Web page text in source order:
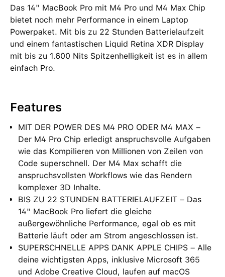
Das 14" MacBook Pro mit M4 Pro und M4 Max Chip
bietet noch mehr Performance in einem Laptop
Powerpaket. Mit bis zu 22 Stunden Batterielaufzeit
und einem fantastischen Liquid Retina XDR Display
mit bis zu 1.600 Nits Spitzenhelligkeit ist es in allem
einfach Pro.
Features
MIT DER POWER DES M4 PRO ODER M4 MAX –
Der M4 Pro Chip erledigt anspruchsvolle Aufgaben
wie das Kompilieren von Millionen von Zeilen von
Code superschnell. Der M4 Max schafft die
anspruchsvollsten Workflows wie das Rendern
komplexer 3D Inhalte.
BIS ZU 22 STUNDEN BATTERIELAUFZEIT – Das
14" MacBook Pro liefert die gleiche
außergewöhnliche Performance, egal ob es mit
Batterie läuft oder am Strom angeschlossen ist.
SUPERSCHNELLE APPS DANK APPLE CHIPS – Alle
deine wichtigsten Apps, inklusive Microsoft 365
und Adobe Creative Cloud, laufen auf macOS